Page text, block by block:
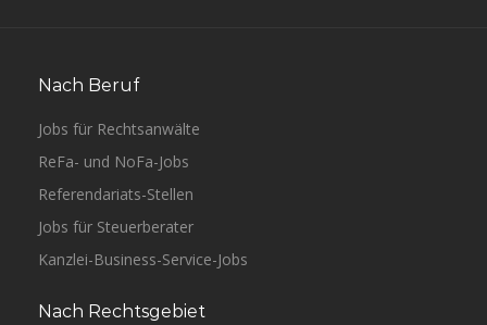
Nach Beruf
Jobs für Rechtsanwälte
ReFa- und NoFa-Jobs
Referendariats-Stellen
Jobs für Steuerberater
Kanzlei-Business-Service-Jobs
Nach Rechtsgebiet